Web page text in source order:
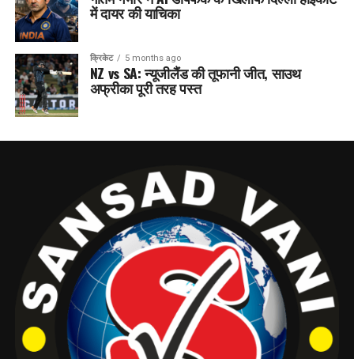
में दायर की याचिका
क्रिकेट 5 months ago
NZ vs SA: न्यूजीलैंड की तूफानी जीत, साउथ
अफ्रीका पूरी तरह पस्त